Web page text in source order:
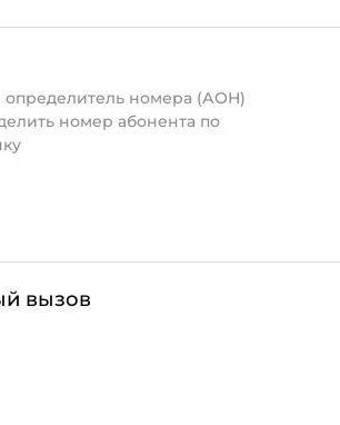
определитель номера (АОН)
номер абонента по
вызов